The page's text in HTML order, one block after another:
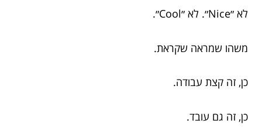
לא ״Nice״. לא ״Cool״.
משהו שמראה שקראת.
כן, זה קצת עבודה.
כן, זה גם עובד.